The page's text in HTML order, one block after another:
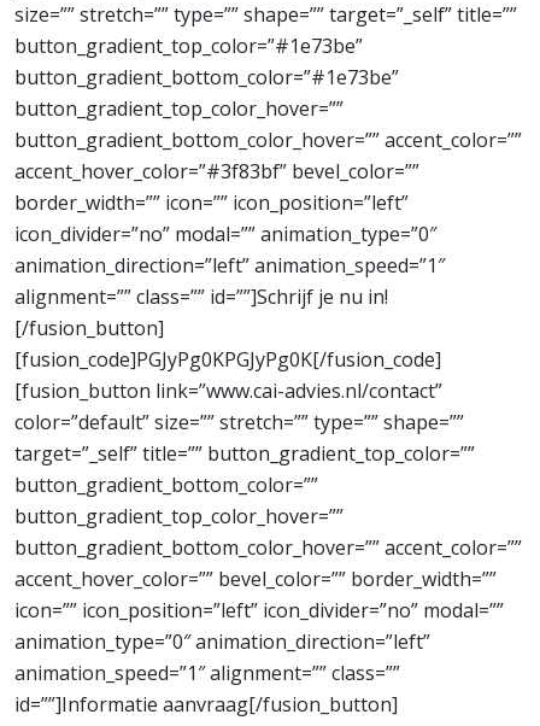
size=”” stretch=”” type=”” shape=”” target=”_self” title=””
button_gradient_top_color=”#1e73be”
button_gradient_bottom_color=”#1e73be”
button_gradient_top_color_hover=””
button_gradient_bottom_color_hover=”” accent_color=””
accent_hover_color=”#3f83bf” bevel_color=””
border_width=”” icon=”” icon_position=”left”
icon_divider=”no” modal=”” animation_type=”0″
animation_direction=”left” animation_speed=”1″
alignment=”” class=”” id=””]Schrijf je nu in!
[/fusion_button]
[fusion_code]PGJyPg0KPGJyPg0K[/fusion_code]
[fusion_button link=”www.cai-advies.nl/contact”
color=”default” size=”” stretch=”” type=”” shape=””
target=”_self” title=”” button_gradient_top_color=””
button_gradient_bottom_color=””
button_gradient_top_color_hover=””
button_gradient_bottom_color_hover=”” accent_color=””
accent_hover_color=”” bevel_color=”” border_width=””
icon=”” icon_position=”left” icon_divider=”no” modal=””
animation_type=”0″ animation_direction=”left”
animation_speed=”1″ alignment=”” class=””
id=””]Informatie aanvraag[/fusion_button]